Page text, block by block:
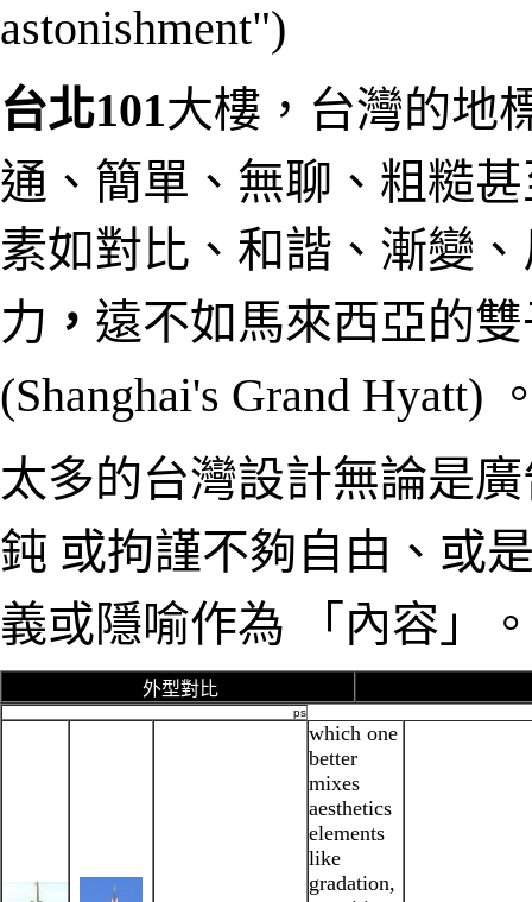
astonishment")
台北101大樓，台灣的地
通、簡單、無聊、粗糙
素如對比、和諧、 漸變
力 ， 遠不如馬來西亞的
(Shanghai's Grand Hyatt)
太多的台灣設計無論是
鈍 或拘謹不夠自由、或
義或隱喻作為 「內容」
外型對比
ps
which one
better
mixes
aesthetics
elements
like
gradation,